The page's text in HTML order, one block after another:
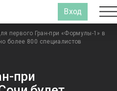
Вход
первого Гран-при «Формулы-1» в
более 800 специалистов
при